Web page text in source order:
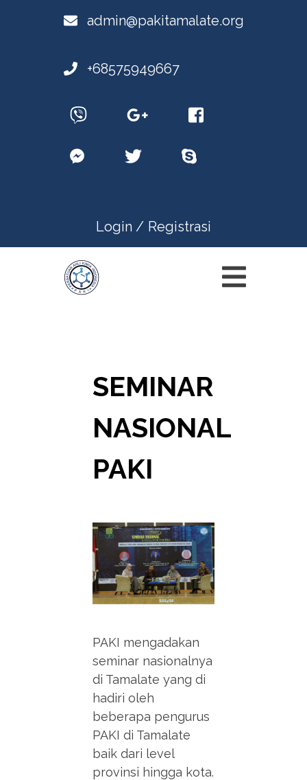
admin@pakitamalate.org
+68575949667
Login / Registrasi
SEMINAR
NASIONAL
PAKI
PAKI mengadakan
seminar nasionalnya
di Tamalate yang di
hadiri oleh
beberapa pengurus
PAKI di Tamalate
baik dari level
provinsi hingga kota.